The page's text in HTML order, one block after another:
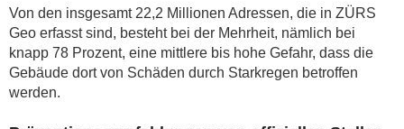
Von den insgesamt 22,2 Millionen Adressen, die in ZÜRS
Geo erfasst sind, besteht bei der Mehrheit, nämlich bei
knapp 78 Prozent, eine mittlere bis hohe Gefahr, dass die
Gebäude dort von Schäden durch Starkregen betroffen
werden.